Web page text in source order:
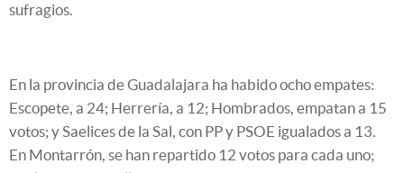
sufragios.
En la provincia de Guadalajara ha habido ocho empates:
Escopete, a 24; Herrería, a 12; Hombrados, empatan a 15
votos; y Saelices de la Sal, con PP y PSOE igualados a 13.
En Montarrón, se han repartido 12 votos para cada uno;